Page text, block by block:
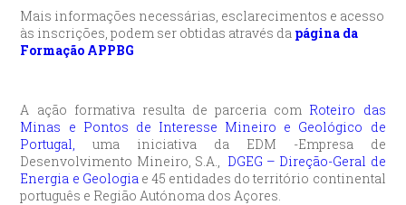
Mais informações necessárias, esclarecimentos e acesso
às inscrições, podem ser obtidas através da página da
Formação APPBG
A ação formativa resulta de parceria com Roteiro das
Minas e Pontos de Interesse Mineiro e Geológico de
Portugal, uma iniciativa da EDM -Empresa de
Desenvolvimento Mineiro, S.A., DGEG – Direção-Geral de
Energia e Geologiae 45 entidades do território continental
português e Região Autónoma dos Açores.